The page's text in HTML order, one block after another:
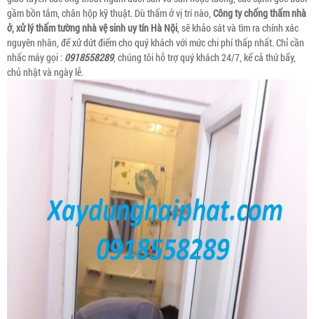
gầm bồn tắm, chân hộp kỹ thuật. Dù thấm ở vị trí nào, Công ty chống thấm nhà
ở, xử lý thấm tường nhà vệ sinh uy tín Hà Nội, sẽ khảo sát và tìm ra chính xác
nguyên nhân, để xử dứt điểm cho quý khách với mức chi phí thấp nhất. Chỉ cần
nhấc máy gọi : 0918558289, chúng tôi hỗ trợ quý khách 24/7, kể cả thứ bẩy,
chủ nhật và ngày lễ.